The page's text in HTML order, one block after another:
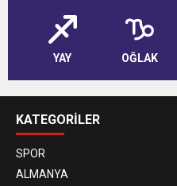
YAY OĞLAK
KATEGORİLER
SPOR
ALMANYA